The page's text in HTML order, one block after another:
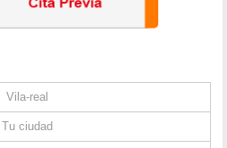
Vila-real
Tu ciudad